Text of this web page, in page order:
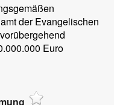
der Evangelischen
Euro